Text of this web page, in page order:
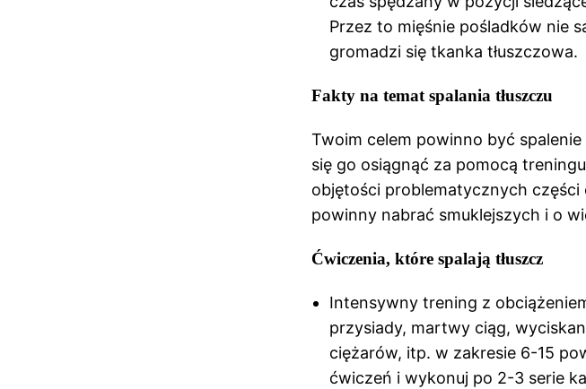
Przez to mięśnie pośladków nie
gromadzi się tkanka tłuszczowa.
Fakty na temat spalania tłuszczu
Twoim celem powinno być
się go osiągnąć za pomocą
objętości problematycznych części
powinny nabrać smuklejszych i o
Ćwiczenia, które spalają tłuszcz
Intensywny trening z
przysiady, martwy ciąg,
ciężarów, itp. w zakresie 6-15
ćwiczeń i wykonuj po 2-3 serie